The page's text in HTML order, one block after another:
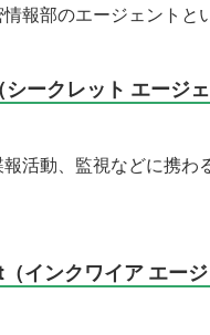
報部のエージェントと
ークレット エージェ
活動、監視などに携
インクワイア エージ